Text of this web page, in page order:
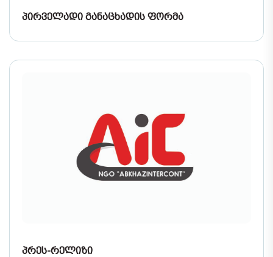
ᲞᲘᲠᲕᲔᲚᲐᲓᲘ ᲒᲐᲜᲐᲪᲮᲐᲓᲘᲡ ᲤᲝᲠᲛᲐ
ᲞᲠᲔᲡ-ᲠᲔᲚᲘᲖᲘ